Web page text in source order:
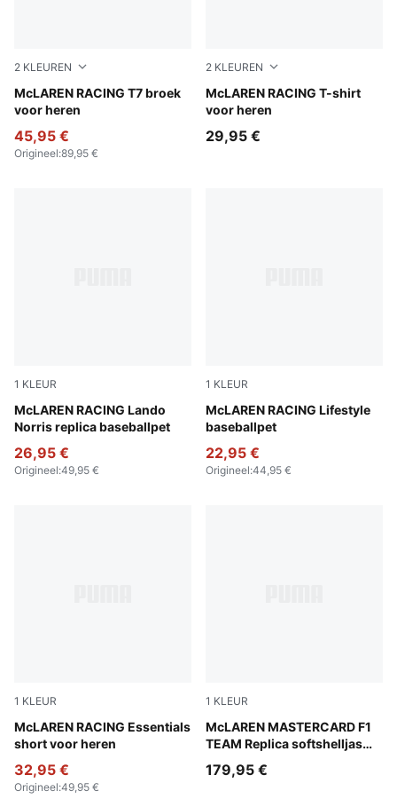
2 KLEUREN
McLAREN RACING T7 broek
voor heren
Titan Black
45,95 €
Origineel:89,95 €
2 KLEUREN
McLAREN RACING T-shirt
voor heren
Puma Black
29,95 €
1 KLEUR
McLAREN RACING Lando
Norris replica baseballpet
Puma Black
26,95 €
Origineel:49,95 €
1 KLEUR
McLAREN RACING Lifestyle
baseballpet
Puma Black
22,95 €
Origineel:44,95 €
1 KLEUR
McLAREN RACING Essentials
short voor heren
Puma Black
32,95 €
Origineel:49,95 €
1 KLEUR
McLAREN MASTERCARD F1
TEAM Replica softshelljas
Papaya
179,95 €